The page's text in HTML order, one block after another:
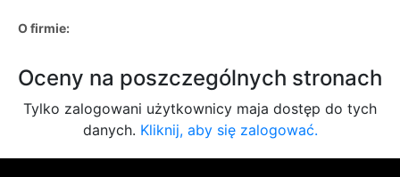
O firmie:
Oceny na poszczególnych stronach
Tylko zalogowani użytkownicy maja dostęp do tych
danych. Kliknij, aby się zalogować.